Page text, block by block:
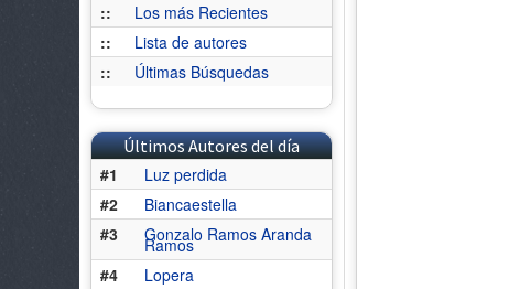
::
Los más Recientes
::
Lista de autores
::
Últimas Búsquedas
Últimos Autores del día
#1
Luz perdida
#2
Biancaestella
#3
Gonzalo Ramos Aranda
Ramos
#4
Lopera